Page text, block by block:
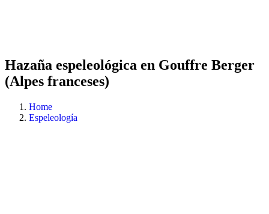
Hazaña espeleológica en Gouffre Berger
(Alpes franceses)
Home
Espeleología